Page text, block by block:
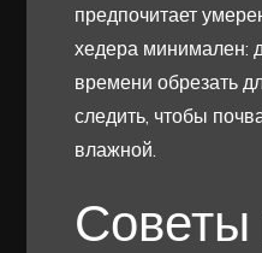
предпочитает
хедера минимален:
времени обрезать
следить, чтобы
влажной.
Советы